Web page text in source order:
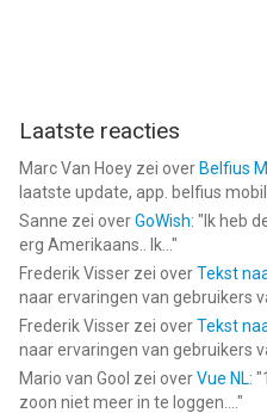
Laatste reacties
Marc Van Hoey zei over Belfius
laatste update, app. belfius
Sanne zei overGoWish: " Ik heb
erg Amerikaans.. Ik... "
Frederik Visser zei overTekst
naar ervaringen van gebruikers
Frederik Visser zei overTekst
naar ervaringen van gebruikers
Mario van Gool zei overVue NL: "
zoon niet meer in te loggen.... "